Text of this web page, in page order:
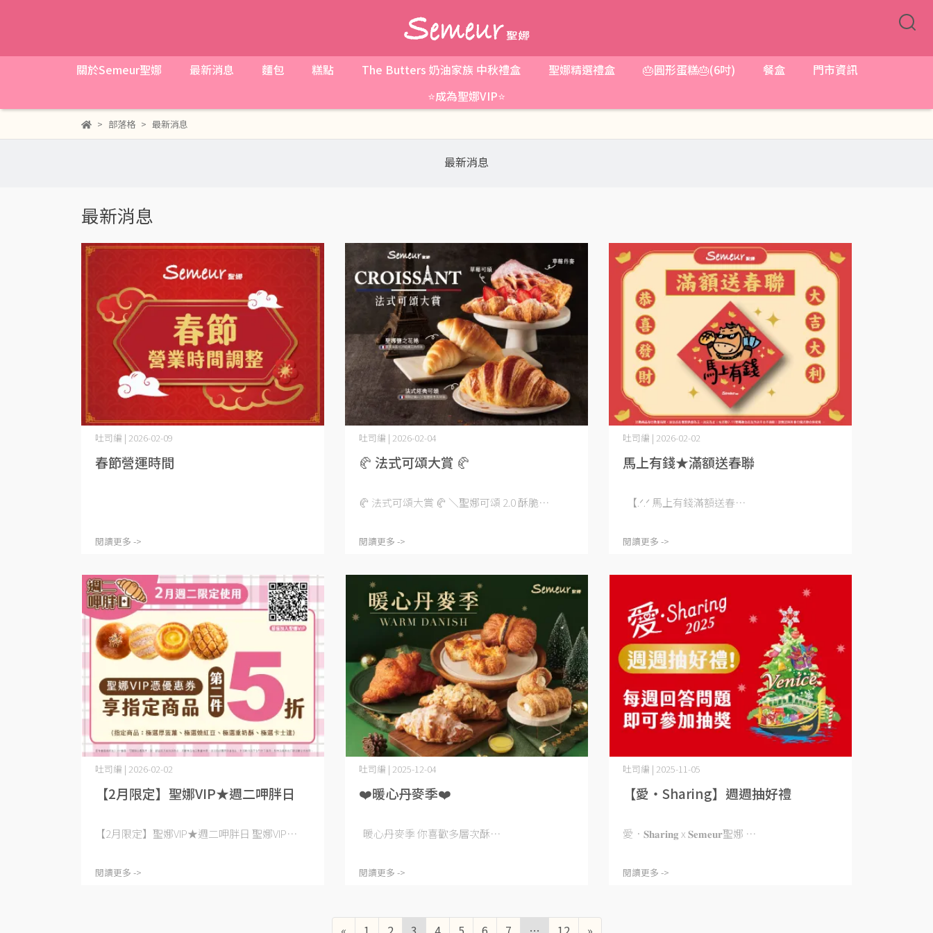
關於Semeur聖娜 最新消息 麵包 糕點 The Butters 奶油家族 中秋禮盒 聖娜精選禮盒 🎂圓形蛋糕🎂(6吋) 餐盒
門市資訊
⭐成為聖娜VIP⭐
部落格 最新消息
最新消息
最新消息
春節營運時間
吐司編 | 2026-02-09
閱讀更多 ->
🥐 法式可頌大賞 🥐
吐司編 | 2026-02-04
🥐 法式可頌大賞 🥐 ＼聖娜可頌 2.0 酥脆⋯
閱讀更多 ->
馬上有錢★滿額送春聯
吐司編 | 2026-02-02
【.ᐟ‪.ᐟ‪ 馬上有錢滿額送春⋯
閱讀更多 ->
【2月限定】聖娜VIP★週二呷胖日
吐司編 | 2026-02-02
【2月限定】聖娜VIP★週二呷胖日 聖娜VIP⋯
閱讀更多 ->
❤️暖心丹麥季❤️
吐司編 | 2025-12-04
暖心丹麥季 你喜歡多層次酥⋯
閱讀更多 ->
【愛‧Sharing】週週抽好禮
吐司編 | 2025-11-05
愛．𝐒𝐡𝐚𝐫𝐢𝐧𝐠 x 𝐒𝐞𝐦𝐞𝐮𝐫聖娜 ⋯
閱讀更多 ->